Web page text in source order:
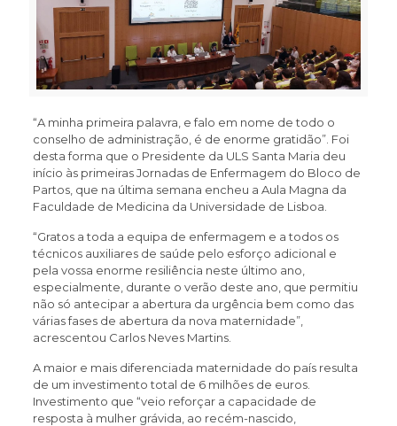
“A minha primeira palavra, e falo em nome de todo o
conselho de administração, é de enorme gratidão”. Foi
desta forma que o Presidente da ULS Santa Maria deu
início às primeiras Jornadas de Enfermagem do Bloco de
Partos, que na última semana encheu a Aula Magna da
Faculdade de Medicina da Universidade de Lisboa.
“Gratos a toda a equipa de enfermagem e a todos os
técnicos auxiliares de saúde pelo esforço adicional e
pela vossa enorme resiliência neste último ano,
especialmente, durante o verão deste ano, que permitiu
não só antecipar a abertura da urgência bem como das
várias fases de abertura da nova maternidade”,
acrescentou Carlos Neves Martins.
A maior e mais diferenciada maternidade do país resulta
de um investimento total de 6 milhões de euros.
Investimento que “veio reforçar a capacidade de
resposta à mulher grávida, ao recém-nascido,